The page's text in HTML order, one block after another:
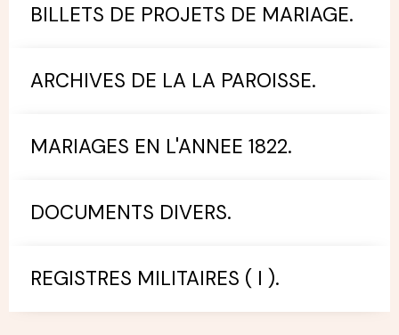
BILLETS DE PROJETS DE MARIAGE.
ARCHIVES DE LA LA PAROISSE.
MARIAGES EN L'ANNEE 1822.
DOCUMENTS DIVERS.
REGISTRES MILITAIRES ( I ).